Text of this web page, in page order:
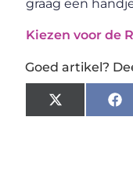
graag een
Kiezen voor de
Goed artikel?
X
(Twitter)